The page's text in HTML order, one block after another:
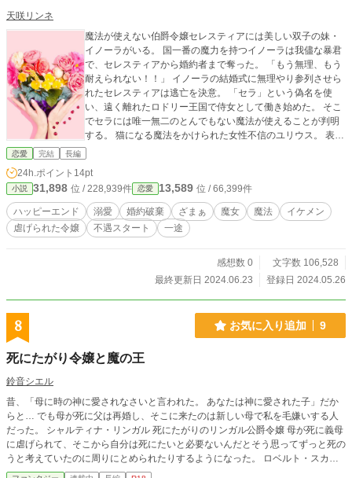
天咲リンネ
魔法が使えない伯爵令嬢セレスティアには美しい双子の妹・
イノーラがいる。 国一番の魔力を持つイノーラは我儘な暴君
で、セレスティアから婚約者まで奪った。 「もう無理、もう
耐えられない！！」 イノーラの結婚式に無理やり参列させら
れたセレスティアは逃亡を決意。 「セラ」という偽名を使
い、遠く離れたロドリー王国で侍女として働き始めた。 そこ
でセラには唯一無二のとんでもない魔法が使えることが判明
する。 猫になる魔法をかけられた女性不信のユリウス。 表情
筋が死んでいるユリウスの弟ノエル。 溺愛してくる魔法使い
恋愛 完結 長編
24h.ポイント 14pt
小説 31,898 位 / 228,939件 恋愛 13,589 位 / 66,399件
ハッピーエンド 溺愛 婚約破棄 ざまぁ 魔女 魔法
イケメン
虐げられた令嬢
不遇スタート 一途
感想数 0
文字数 106,528
最終更新日 2024.06.23
登録日 2024.05.26
8 お気に入り追加 9
死にたがり令嬢と魔の王
鈴音シエル
昔、「母に時の神に愛されなさいと言われた。 あなたは神に愛された子」だか
らと… でも母が死に父は再婚し、そこに来たのは新しい母で私を毛嫌いする人
だった。 シャルティナ・リンガル 死にたがりのリンガル公爵令嬢 母が死に義母
に虐げられて、そこから自分は死にたいと必要ないんだとそう思ってずっと死の
うと考えていたのに周りにとめられたりするようになった。 ロベルト・スカル
パ 魔の国の王であり、魔王 魔物には優しいが人間の事は心底嫌い。 シャルを見